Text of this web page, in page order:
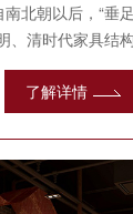
北朝以后，“垂
、清时代家具结
中国古典家具的制
了解详情